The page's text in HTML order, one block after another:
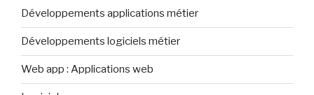
Développements applications métier
Développements logiciels métier
Web app : Applications web